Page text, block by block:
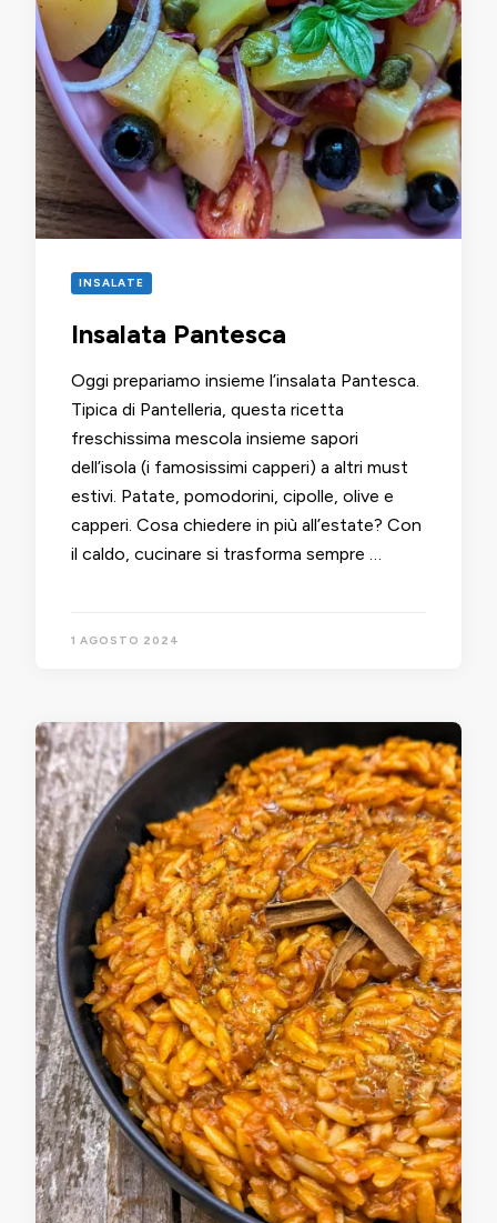
INSALATE
Insalata Pantesca
Oggi prepariamo insieme l’insalata Pantesca.
Tipica di Pantelleria, questa ricetta
freschissima mescola insieme sapori
dell’isola (i famosissimi capperi) a altri must
estivi. Patate, pomodorini, cipolle, olive e
capperi. Cosa chiedere in più all’estate? Con
il caldo, cucinare si trasforma sempre …
1 AGOSTO 2024